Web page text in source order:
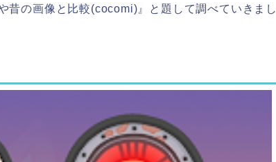
昔の画像と比較(cocomi)』と題して調べていきまし